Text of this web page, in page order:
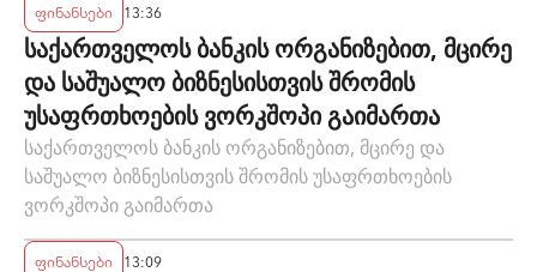
ფინანსები 13:36
საქართველოს ბანკის ორგანიზებით, მცირე
და საშუალო ბიზნესისთვის შრომის
უსაფრთხოების ვორკშოპი გაიმართა
საქართველოს ბანკის ორგანიზებით, მცირე და
საშუალო ბიზნესისთვის შრომის უსაფრთხოების
ვორკშოპი გაიმართა
ფინანსები 13:09